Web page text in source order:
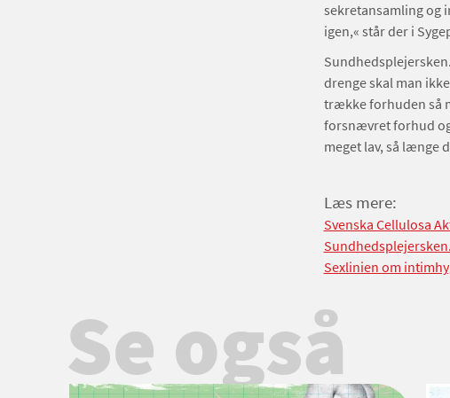
sekretansamling og
igen,« står der i
drenge skal man
trække forhuden så
forsnævret forhud
meget lav, så længe
Læs mere:
Svenska Cellulosa
Sexlinien om
Se også